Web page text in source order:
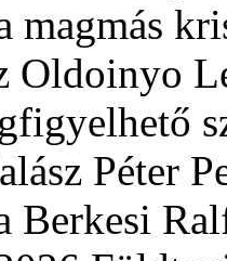
magmás
Oldoi­nyo
Péter
Berkesi